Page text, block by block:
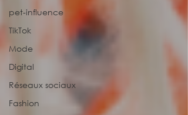
pet-influence
TikTok
Mode
Digital
Réseaux sociaux
Fashion